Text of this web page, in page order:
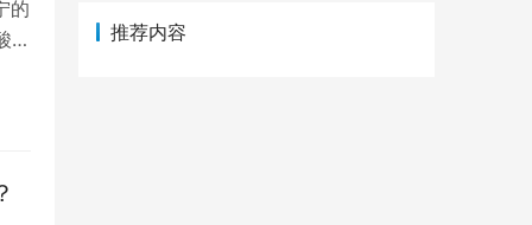
的
历
推荐内容